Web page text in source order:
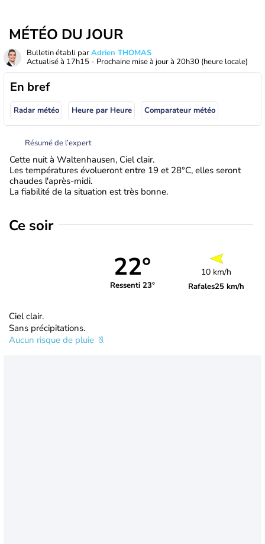
MÉTÉO DU JOUR
Bulletin établi parAdrien THOMAS
Actualisé à 17h15 - Prochaine mise à jour à 20h30 (heure locale)
En bref
Radar météo Heure par Heure Comparateur météo
Résumé de l’expert
Cette nuit à Waltenhausen, Ciel clair.
Les températures évolueront entre 19 et 28°C, elles seront
chaudes l'après-midi.
La fiabilité de la situation est très bonne.
Ce soir
22°
Ressenti 23°
10 km/h
Rafales25 km/h
Ciel clair.
Sans précipitations.
Aucun risque de pluie